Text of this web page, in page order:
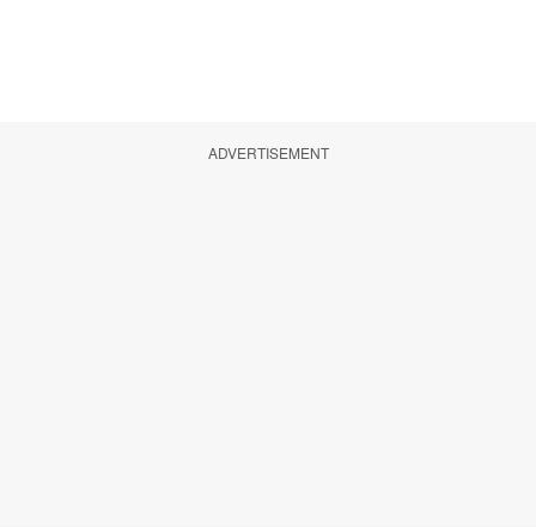
ADVERTISEMENT